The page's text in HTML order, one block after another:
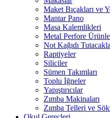
Maket Bıçakları ve
Mantar Pano
Masa Kalemlikleri
Metal Perfore
Not Kağıdı
Raptiyeler
Siliciler
Sümen Takımları
Toplu İğneler
Yapıştırıcılar
Zımba Makinaları
Zımba Telleri ve